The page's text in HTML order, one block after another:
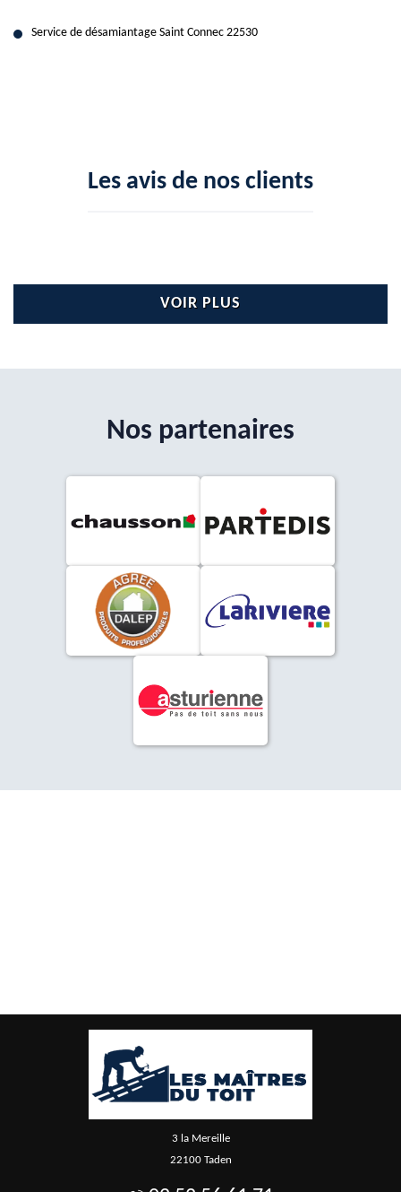
Service de désamiantage Saint Connec 22530
Les avis de nos clients
VOIR PLUS
Nos partenaires
3 la Mereille
22100 Taden